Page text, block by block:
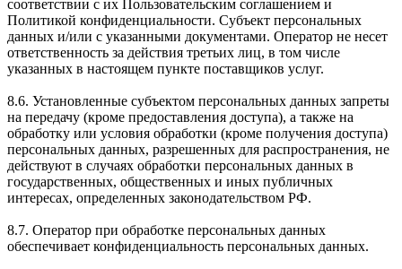
соответствии с их Пользовательским соглашением и
Политикой конфиденциальности. Субъект персональных
данных и/или с указанными документами. Оператор не несет
ответственность за действия третьих лиц, в том числе
указанных в настоящем пункте поставщиков услуг.
8.6. Установленные субъектом персональных данных запреты
на передачу (кроме предоставления доступа), а также на
обработку или условия обработки (кроме получения доступа)
персональных данных, разрешенных для распространения, не
действуют в случаях обработки персональных данных в
государственных, общественных и иных публичных
интересах, определенных законодательством РФ.
8.7. Оператор при обработке персональных данных
обеспечивает конфиденциальность персональных данных.